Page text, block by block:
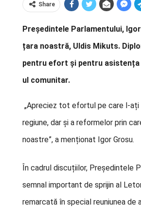
Share
Președintele Parlamentului,
țara noastră, Uldis Mikuts.
pentru efort și pentru asistența
ul comunitar.
„Apreciez tot efortul pe care l-ați
regiune, dar și a reformelor prin
noastre”, a menționat Igor Grosu.
În cadrul discuțiilor, Președintele
semnal important de sprijin al
remarcată în special reuniunea